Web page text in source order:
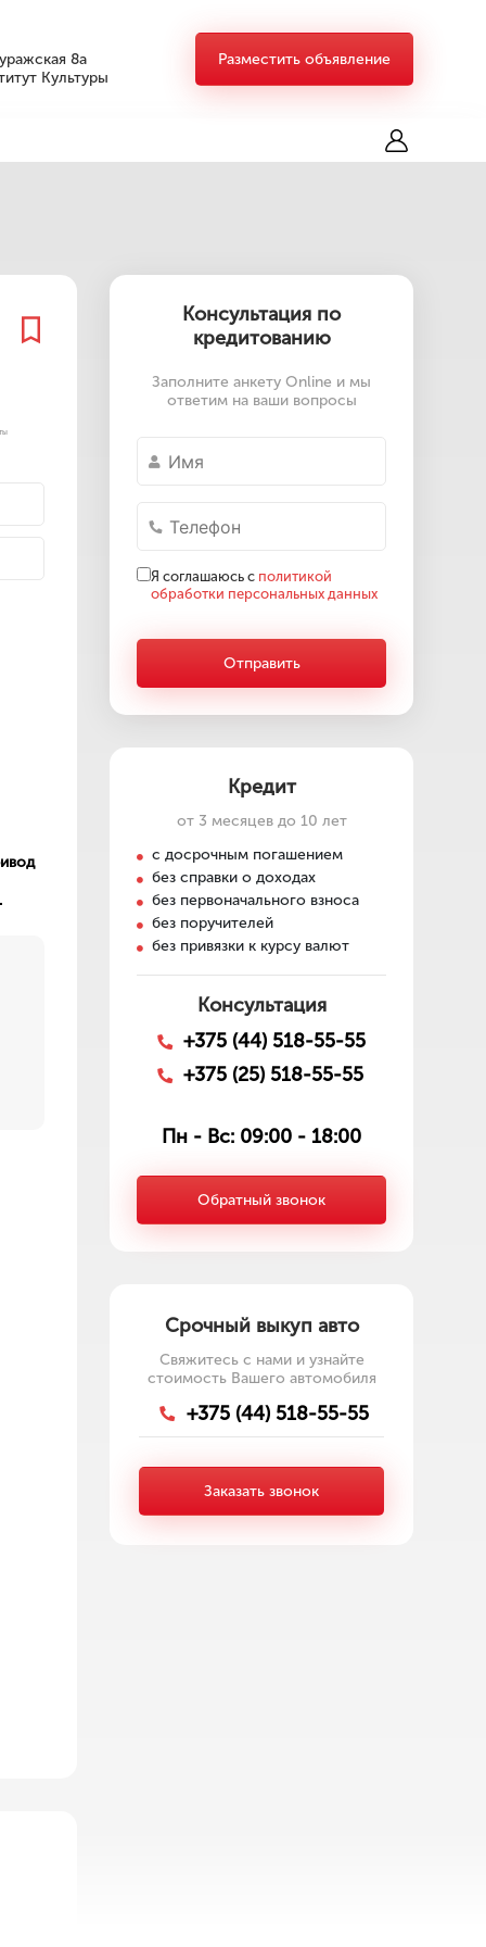
8а
Культуры
Разместить объявление
Консультация по
кредитованию
Заполните анкету Online и мы
ответим на ваши вопросы
Я соглашаюсь с политикой
обработки персональных данных
Отправить
Кредит
от 3 месяцев до 10 лет
с досрочным погашением
без справки о доходах
без первоначального взноса
без поручителей
без привязки к курсу валют
Консультация
+375 (44) 518-55-55
+375 (25) 518-55-55
Пн - Вс: 09:00 - 18:00
Обратный звонок
Срочный выкуп авто
Свяжитесь с нами и узнайте
стоимость Вашего автомобиля
+375 (44) 518-55-55
Заказать звонок